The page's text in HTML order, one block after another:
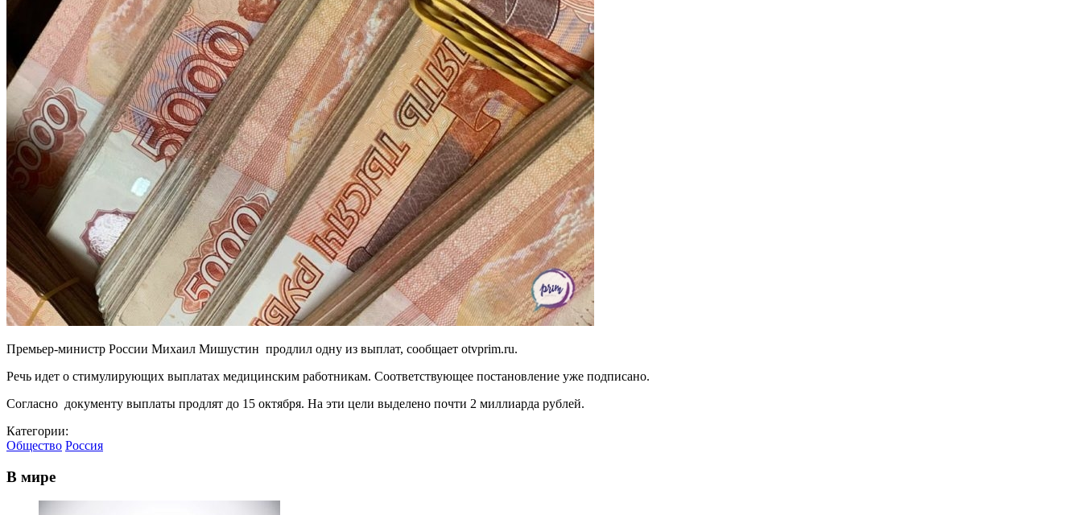
Премьер-министр России Михаил Мишустин продлил одну из выплат, сообщает otvprim.ru.
Речь идет о стимулирующих выплатах медицинским работникам. Соответствующее постановление уже подписано.
Согласно документу выплаты продлят до 15 октября. На эти цели выделено почти 2 миллиарда рублей.
Категории:
Общество Россия
В мире